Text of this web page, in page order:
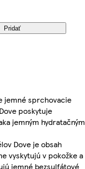
Pridať
jemné sprchovacie
poskytuje
jemným hydratačným
Dove je obsah
vyskytujú v pokožke a
jemné bezsulfátové